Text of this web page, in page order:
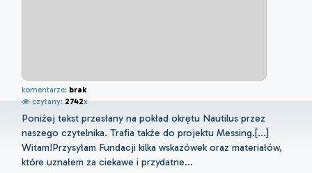
komentarze: brak
czytany: 2742x
Poniżej tekst przesłany na pokład okrętu Nautilus przez
naszego czytelnika. Trafia także do projektu Messing.[...]
Witam!Przysyłam Fundacji kilka wskazówek oraz materiałów,
które uznałem za ciekawe i przydatne...